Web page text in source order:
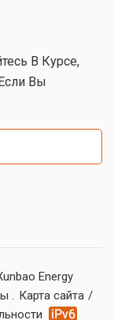
В Курсе,
Вы
Energy
. Карта сайта /